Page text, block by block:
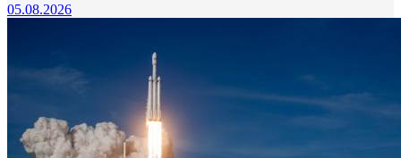
05.08.2026